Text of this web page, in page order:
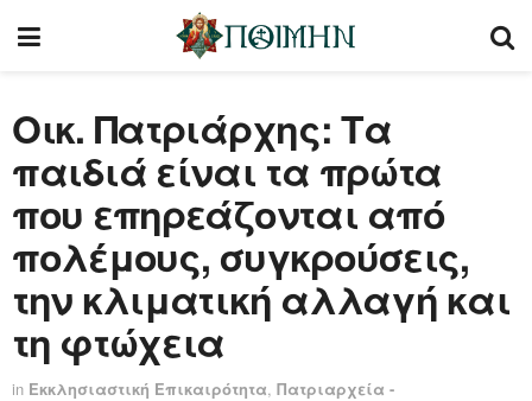
Οικ. Πατριάρχης: Τα
παιδιά είναι τα πρώτα
που επηρεάζονται από
πολέμους, συγκρούσεις,
την κλιματική αλλαγή και
τη φτώχεια
in Εκκλησιαστική Επικαιρότητα, Πατριαρχεία -